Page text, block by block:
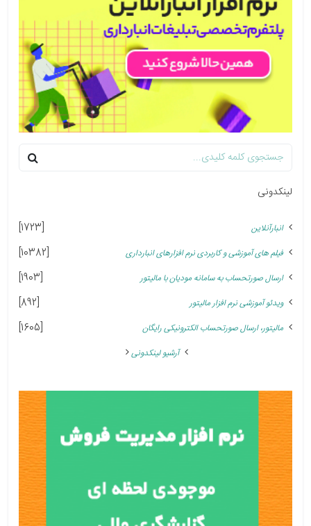
لینکدونی
انبارآنلاین [1723]
فیلم های آموزشی و کاربردی نرم افزارهای انبارداری [10382]
ارسال صورتحساب به سامانه مودیان با مالیتور [1903]
ویدئو آموزشی نرم افزار مالیتور [892]
مالیتور، ارسال صورتحساب الکترونیکی رایگان [1605]
آرشیو لینکدونی